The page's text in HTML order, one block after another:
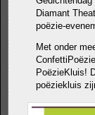
Diamant
poëzie-
Met onder
PoëzieKluis!
poëziekluis